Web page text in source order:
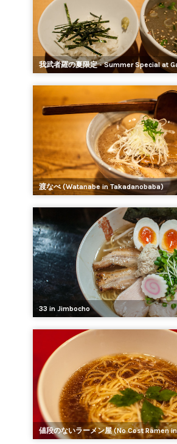
我武者羅の夏限定 - Summer Special at
渡なべ (Watanabe in Takadanobaba)
33 in Jimbocho
値段のないラーメン屋 (No Cost Ramen